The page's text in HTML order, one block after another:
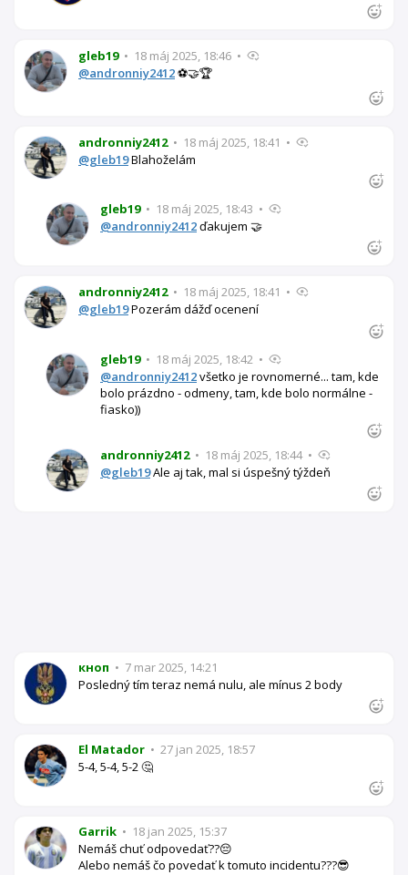
gleb19 • 18 máj 2025, 18:46 •
@andronniy2412⚽🤝🏆
andronniy2412 • 18 máj 2025, 18:41 •
@gleb19Blahoželám
gleb19 • 18 máj 2025, 18:43 •
@andronniy2412ďakujem 🤝
andronniy2412 • 18 máj 2025, 18:41 •
@gleb19Pozerám dážď ocenení
gleb19 • 18 máj 2025, 18:42 •
@andronniy2412všetko je rovnomerné... tam, kde
bolo prázdno - odmeny, tam, kde bolo normálne -
fiasko))
andronniy2412 • 18 máj 2025, 18:44 •
@gleb19Ale aj tak, mal si úspešný týždeň
кноп • 7 mar 2025, 14:21
Posledný tím teraz nemá nulu, ale mínus 2 body
El Matador • 27 jan 2025, 18:57
5-4, 5-4, 5-2 🤔
Garrik • 18 jan 2025, 15:37
Nemáš chuť odpovedať??😔
Alebo nemáš čo povedať k tomuto incidentu???😎